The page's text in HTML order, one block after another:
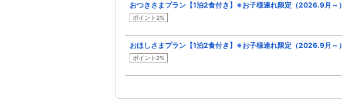
おつきさまプラン【1泊2食付き】※お子様連れ限定（2026.9月～）
ポイント2%
おほしさまプラン【1泊2食付き】※お子様連れ限定（2026.9月～）
ポイント2%